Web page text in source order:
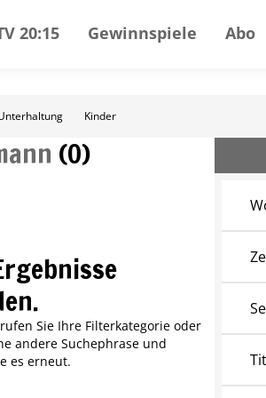
20:15 Gewinnspiele Abo
Kinder
(0)
Sie Ihre Filterkategorie oder
andere Suchephrase und
es erneut.